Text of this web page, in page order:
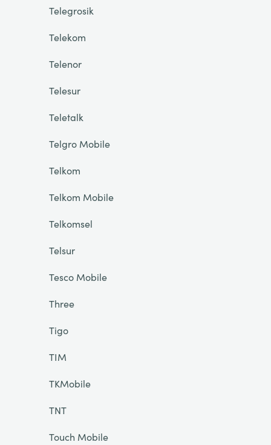
Telegrosik
Telekom
Telenor
Telesur
Teletalk
Telgro Mobile
Telkom
Telkom Mobile
Telkomsel
Telsur
Tesco Mobile
Three
Tigo
TIM
TKMobile
TNT
Touch Mobile